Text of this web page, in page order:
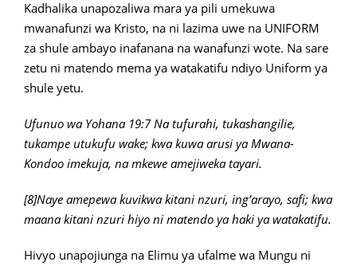
Kadhalika unapozaliwa mara ya pili umekuwa
mwanafunzi wa Kristo, na ni lazima uwe na UNIFORM
za shule ambayo inafanana na wanafunzi wote. Na sare
zetu ni matendo mema ya watakatifu ndiyo Uniform ya
shule yetu.
Ufunuo wa Yohana 19:7 Na tufurahi, tukashangilie,
tukampe utukufu wake; kwa kuwa arusi ya Mwana-
Kondoo imekuja, na mkewe amejiweka tayari.
[8]Naye amepewa kuvikwa kitani nzuri, ing’arayo, safi; kwa
maana kitani nzuri hiyo ni matendo ya haki ya watakatifu.
Hivyo unapojiunga na Elimu ya ufalme wa Mungu ni